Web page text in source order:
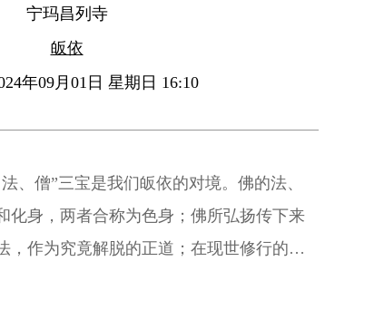
宁玛昌列寺
皈依
年09月01日 星期日 16:10
、僧”三宝是我们皈依的对境。佛的法、
化身，两者合称为色身；佛所弘扬传下来
，作为究竟解脱的正道；在现世修行的过